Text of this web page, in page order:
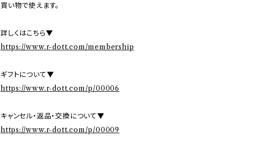
買い物で使えます。
詳しくはこちら▼
https://www.r-dott.com/membership
ギフトについて▼
https://www.r-dott.com/p/00006
キャンセル・返品・交換について▼
https://www.r-dott.com/p/00009